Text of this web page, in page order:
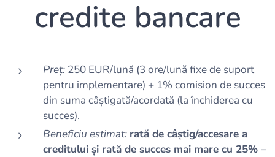
credite bancare
Preț: 250 EUR/lună (3 ore/lună fixe de suport
pentru implementare) + 1% comision de succes
din suma câștigată/acordată (la închiderea cu
succes).
Beneficiu estimat: rată de câștig/accesare a
creditului și rată de succes mai mare cu 25% –